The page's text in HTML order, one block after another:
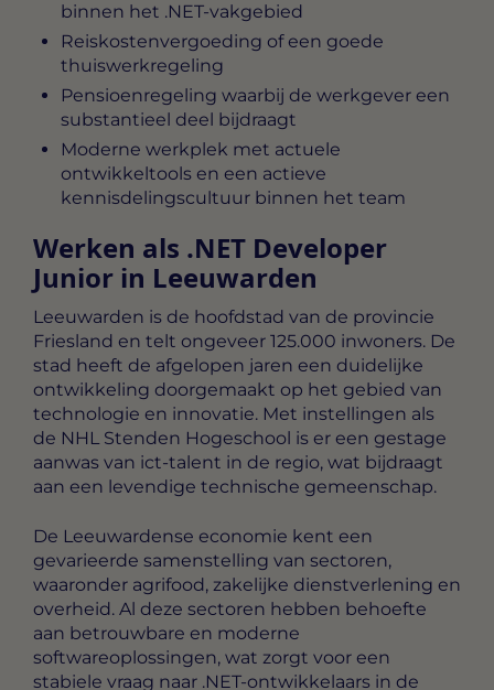
binnen het .NET-vakgebied
Reiskostenvergoeding of een goede
thuiswerkregeling
Pensioenregeling waarbij de werkgever een
substantieel deel bijdraagt
Moderne werkplek met actuele
ontwikkeltools en een actieve
kennisdelingscultuur binnen het team
Werken als .NET Developer
Junior in Leeuwarden
Leeuwarden is de hoofdstad van de provincie
Friesland en telt ongeveer 125.000 inwoners. De
stad heeft de afgelopen jaren een duidelijke
ontwikkeling doorgemaakt op het gebied van
technologie en innovatie. Met instellingen als
de NHL Stenden Hogeschool is er een gestage
aanwas van ict-talent in de regio, wat bijdraagt
aan een levendige technische gemeenschap.
De Leeuwardense economie kent een
gevarieerde samenstelling van sectoren,
waaronder agrifood, zakelijke dienstverlening en
overheid. Al deze sectoren hebben behoefte
aan betrouwbare en moderne
softwareoplossingen, wat zorgt voor een
stabiele vraag naar .NET-ontwikkelaars in de